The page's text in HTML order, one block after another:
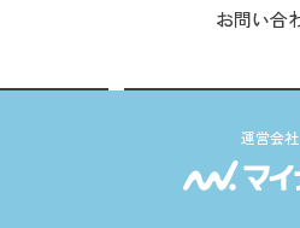
お問い合
運営会社